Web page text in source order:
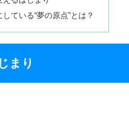
ている“夢の原点”とは？
まり